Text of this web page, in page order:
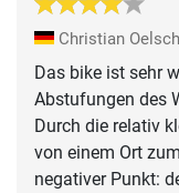
Christian
Das bike ist sehr
Abstufungen des
Durch die relativ
von einem Ort
negativer Punkt: